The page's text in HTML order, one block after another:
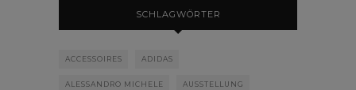
SCHLAGWÖRTER
ACCESSOIRES ADIDAS
ALESSANDRO MICHELE AUSSTELLUNG